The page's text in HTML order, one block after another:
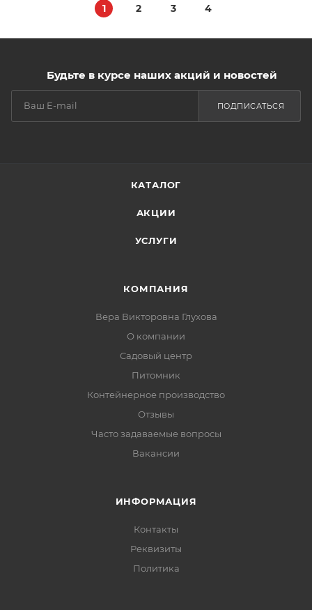
1 2 3 4
Будьте в курсе наших акций и новостей
ПОДПИСАТЬСЯ
КАТАЛОГ
АКЦИИ
УСЛУГИ
КОМПАНИЯ
Вера Викторовна Глухова
О компании
Садовый центр
Питомник
Контейнерное производство
Отзывы
Часто задаваемые вопросы
Вакансии
ИНФОРМАЦИЯ
Контакты
Реквизиты
Политика